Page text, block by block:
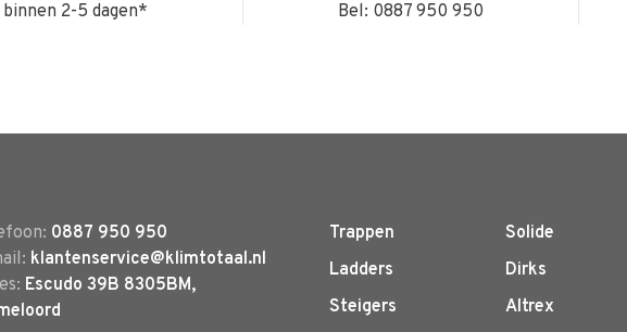
binnen 2-5 dagen* Bel: 0887 950 950
0887 950 950
klantenservice@klimtotaal.nl
Escudo 39B 8305BM,
Trappen
Ladders
Steigers
Solide
Dirks
Altrex